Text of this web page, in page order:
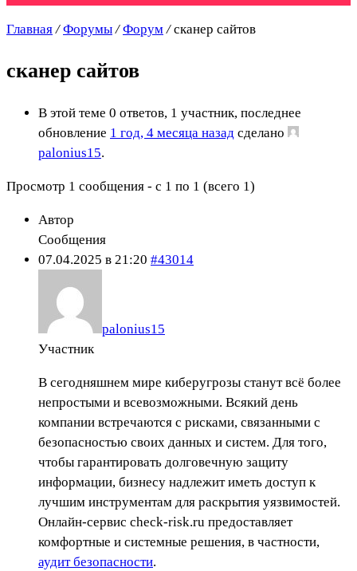
Главная / Форумы / Форум / сканер сайтов
сканер сайтов
В этой теме 0 ответов, 1 участник, последнее
обновление 1 год, 4 месяца назад сделано
palonius15.
Просмотр 1 сообщения - с 1 по 1 (всего 1)
Автор
Сообщения
07.04.2025 в 21:20 #43014
palonius15
Участник
В сегодняшнем мире киберугрозы станут всё более
непростыми и всевозможными. Всякий день
компании встречаются с рисками, связанными с
безопасностью своих данных и систем. Для того,
чтобы гарантировать долговечную защиту
информации, бизнесу надлежит иметь доступ к
лучшим инструментам для раскрытия уязвимостей.
Онлайн-сервис check-risk.ru предоставляет
комфортные и системные решения, в частности,
аудит безопасности.